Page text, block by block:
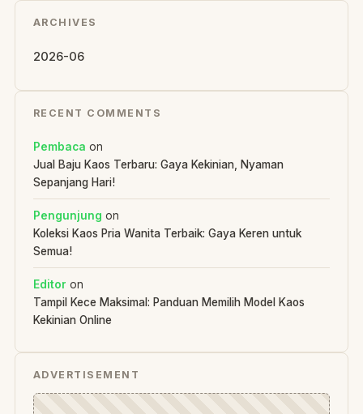
ARCHIVES
2026-06
RECENT COMMENTS
Pembaca on
Jual Baju Kaos Terbaru: Gaya Kekinian, Nyaman
Sepanjang Hari!
Pengunjung on
Koleksi Kaos Pria Wanita Terbaik: Gaya Keren untuk
Semua!
Editor on
Tampil Kece Maksimal: Panduan Memilih Model Kaos
Kekinian Online
ADVERTISEMENT